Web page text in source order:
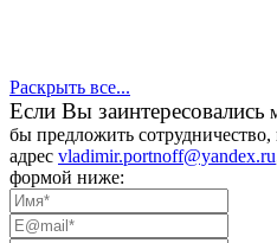
Раскрыть все...
Eсли Вы заинтересовались
бы предложить
адрес vladimir.portnoff@yandex.ru
формой ниже: